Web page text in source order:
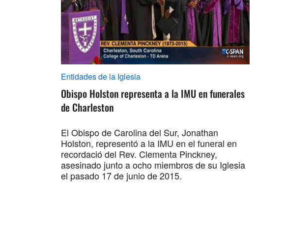
Entidades de la Iglesia
Obispo Holston representa a la IMU en funerales
de Charleston
El Obispo de Carolina del Sur, Jonathan
Holston, representó a la IMU en el funeral en
recordació del Rev. Clementa Pinckney,
asesinado junto a ocho miembros de su Iglesia
el pasado 17 de junio de 2015.